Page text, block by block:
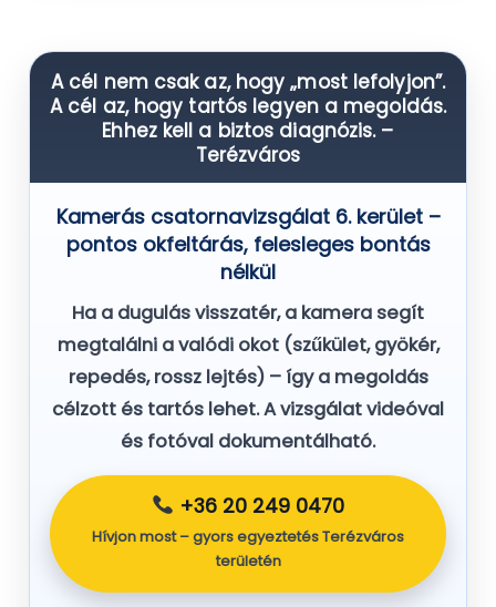
A cél nem csak az, hogy „most lefolyjon”.
A cél az, hogy tartós legyen a megoldás.
Ehhez kell a biztos diagnózis. –
Terézváros
Kamerás csatornavizsgálat 6. kerület –
pontos okfeltárás, felesleges bontás
nélkül
Ha a dugulás visszatér, a kamera segít
megtalálni a valódi okot (szűkület, gyökér,
repedés, rossz lejtés) – így a megoldás
célzott és tartós lehet. A vizsgálatvideóval
és fotóval dokumentálható.
+36 20 249 0470
Hívjon most – gyors egyeztetés Terézváros
területén